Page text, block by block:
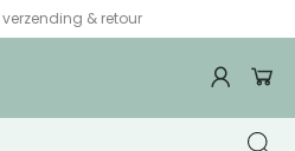
& retour